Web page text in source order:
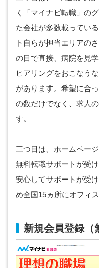
く「マイナビ転職」の
た会社が多数載ってい
ト自らが担当エリアの
の目で直接、病院を見
ヒアリングをおこなう
があります。希望に合
の数だけでなく、求人
す。
三つ目は、ホームペー
無料転職サポートが受
安心してサポートが受
め全国15ヵ所にオフィ
新規会員登録（